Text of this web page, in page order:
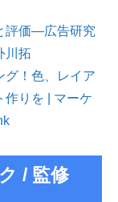
評価―広告研究
川拓
グ！色、レイア
作りを | マーケ
/ 監修